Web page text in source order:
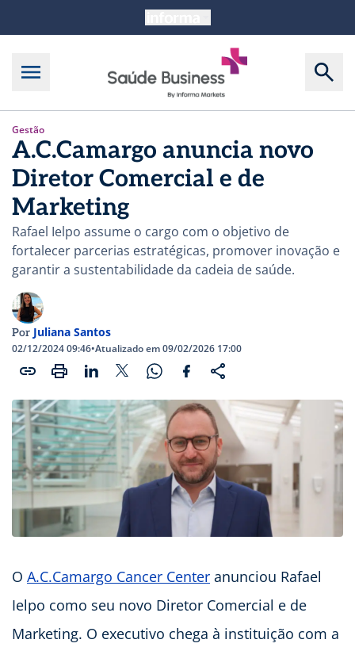
Gestão
A.C.Camargo anuncia novo
Diretor Comercial e de
Marketing
Rafael Ielpo assume o cargo com o objetivo de
fortalecer parcerias estratégicas, promover inovação e
garantir a sustentabilidade da cadeia de saúde.
Por Juliana Santos
02/12/2024 09:46•Atualizado em 09/02/2026 17:00
O A.C.Camargo Cancer Center anunciou Rafael
Ielpo como seu novo Diretor Comercial e de
Marketing. O executivo chega à instituição com a